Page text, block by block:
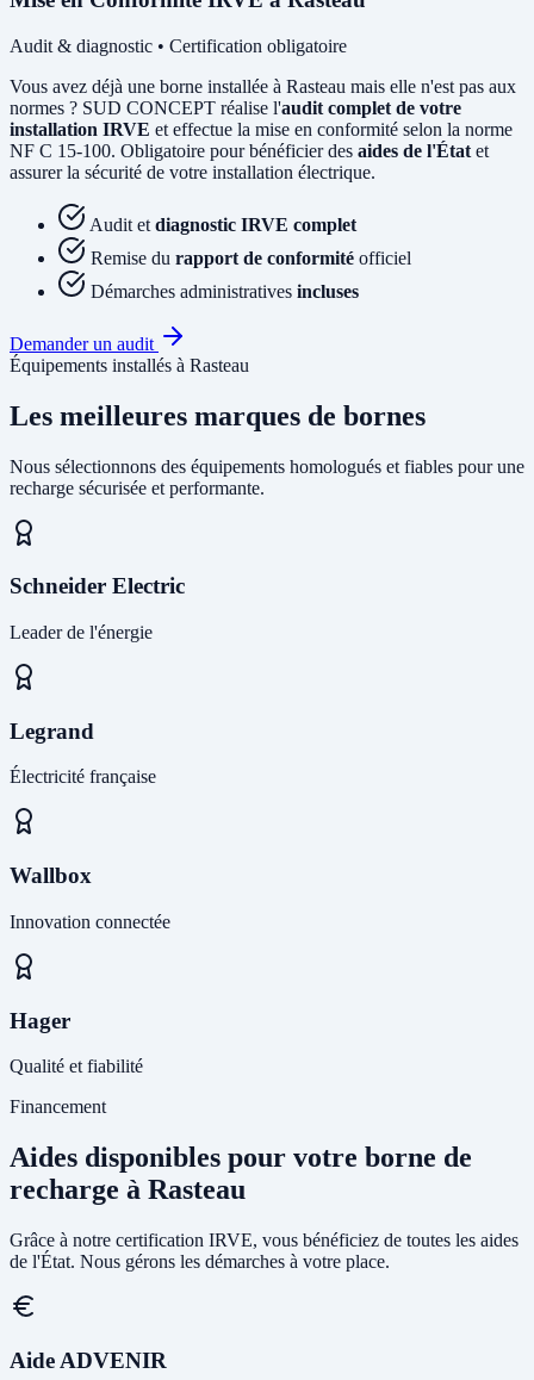
Audit & diagnostic • Certification obligatoire
Vous avez déjà une borne installée à Rasteau mais elle n'est pas aux
normes ? SUD CONCEPT réalise l'audit complet de votre
installation IRVE et effectue la mise en conformité selon la norme
NF C 15-100. Obligatoire pour bénéficier des aides de l'État et
assurer la sécurité de votre installation électrique.
Audit et diagnostic IRVE complet
Remise du rapport de conformité officiel
Démarches administratives incluses
Demander un audit
Équipements installés à Rasteau
Les meilleures marques de bornes
Nous sélectionnons des équipements homologués et fiables pour une
recharge sécurisée et performante.
Schneider Electric
Leader de l'énergie
Legrand
Électricité française
Wallbox
Innovation connectée
Hager
Qualité et fiabilité
Financement
Aides disponibles pour votre borne de
recharge à Rasteau
Grâce à notre certification IRVE, vous bénéficiez de toutes les aides
de l'État. Nous gérons les démarches à votre place.
Aide ADVENIR